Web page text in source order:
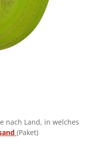
nach Land, in welches
(Paket)